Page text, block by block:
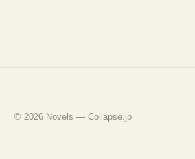
© 2026 Novels — Collapse.jp